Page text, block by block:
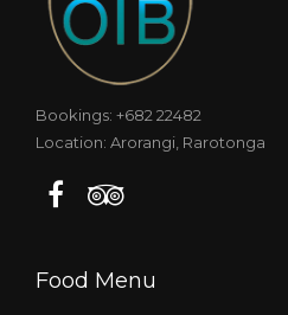
Bookings: +682 22482
Location: Arorangi, Rarotonga
Food Menu